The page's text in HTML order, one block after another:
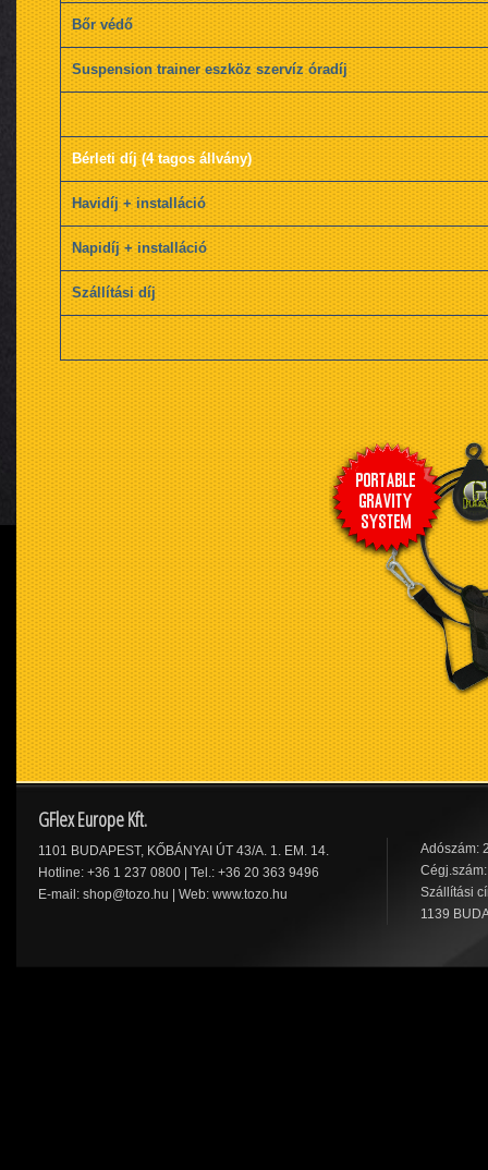
Bőr védő
Suspension trainer eszköz szervíz óradíj
Bérleti díj (4 tagos állvány)
Havidíj + installáció
Napidíj + installáció
Szállítási díj
GFlex Europe Kft.
1101 BUDAPEST, KŐBÁNYAI ÚT 43/A. 1. EM. 14.
Hotline: +36 1 237 0800 | Tel.: +36 20 363 9496
E-mail: shop@tozo.hu | Web: www.tozo.hu
Adószám:
Szállítási
1139